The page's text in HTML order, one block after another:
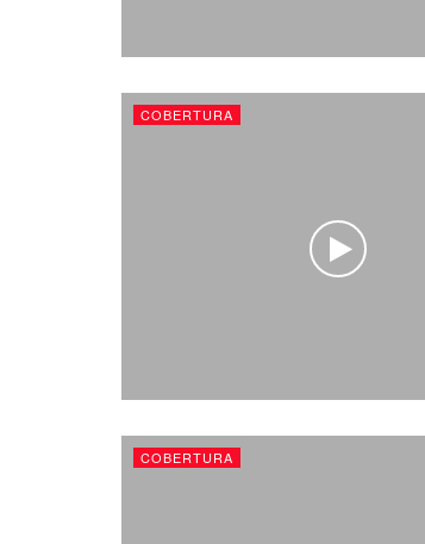
COBERTURA
COBERTURA